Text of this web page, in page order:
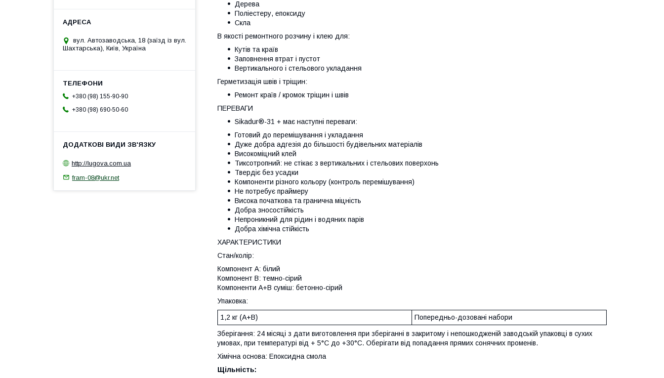
Дерева
Поліестеру, епоксиду
Скла
В якості ремонтного розчину і клею для:
Кутів та країв
Заповнення втрат і пустот
Вертикального і стельового укладання
Герметизація швів і тріщин:
Ремонт країв / кромок тріщин і швів
ПЕРЕВАГИ
Sikadur®-31 + має наступні переваги:
Готовий до перемішування і укладання
Дуже добра адгезія до більшості будівельних матеріалів
Високоміцний клей
Тиксотропний: не стікає з вертикальних і стельових поверхонь
Твердіє без усадки
Компоненти різного кольору (контроль перемішування)
Не потребує праймеру
Висока початкова та гранична міцність
Добра зносостійкість
Непроникний для рідин і водяних парів
Добра хімічна стійкість
ХАРАКТЕРИСТИКИ
Стан/колір:
Компонент A: білий
Компонент B: темно-сірий
Компоненти A+B суміш: бетонно-сірий
Упаковка:
1,2 кг (A+B) Попередньо-дозовані набори
Зберігання: 24 місяці з дати виготовлення при зберіганні в закритому і непошкодженій заводській упаковці в сухих
умовах, при температурі від + 5°С до +30°С. Оберігати від попадання прямих сонячних променів.
Хімічна основа: Епоксидна смола
Щільність:
вул. Автозаводська, 18 (заїзд із вул.
Шахтарська), Київ, Україна
+380 (98) 155-90-90
+380 (98) 690-50-60
http://lugova.com.ua
fram-08@ukr.net